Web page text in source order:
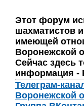
Этот форум
шахматистов
имеющей
Воронежской
Сейчас здесь
информация -
Телеграм-
Воронежской